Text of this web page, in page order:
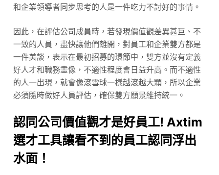
和企業領導者同步思考的人是一件吃力不討好的事情。
因此，在評估公司成員時，若發現價值觀差異甚巨、不
一致的人員，盡快讓他們離開，對員工和企業雙方都是
一件美談，表示在最初招募的環節中，雙方並沒有定義
好人才和職務畫像，不適性程度會日益升高。而不適性
的人一出現，就會像滾雪球一樣越滾越大顆，所以企業
必須隨時做好人員評估，確保雙方願景維持統一。
認同公司價值觀才是好員工! Axtim
選才工具讓看不到的員工認同浮出
水面！